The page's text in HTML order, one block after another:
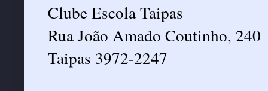
Clube Escola Taipas
Rua João Amado Coutinho, 240
Taipas 3972-2247